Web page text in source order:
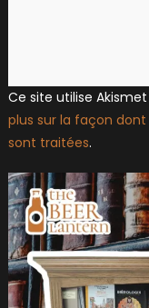
Ce site utilise
plus sur la façon
sont traitées.